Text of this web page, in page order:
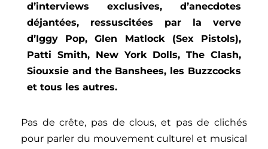
d’interviews exclusives, d’anecdotes
déjantées, ressuscitées par la verve
d’Iggy Pop, Glen Matlock (Sex Pistols),
Patti Smith, New York Dolls, The Clash,
Siouxsie and the Banshees, les Buzzcocks
et tous les autres.
Pas de crête, pas de clous, et pas de clichés
pour parler du mouvement culturel et musical